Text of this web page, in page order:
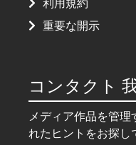
利用規約
重要な開示
コンタクト
メディア作品を管理
れたヒントをお探し